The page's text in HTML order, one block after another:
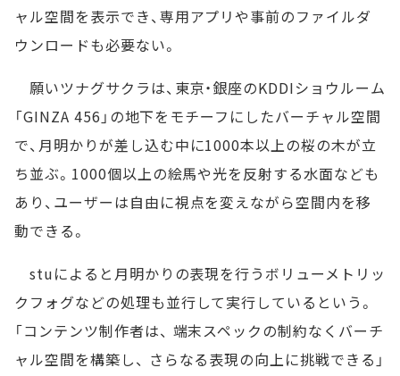
ャル空間を表示でき、専用アプリや事前のファイルダ
ウンロードも必要ない。
願いツナグサクラは、東京・銀座のKDDIショウルーム
「GINZA 456」の地下をモチーフにしたバーチャル空間
で、月明かりが差し込む中に1000本以上の桜の木が立
ち並ぶ。1000個以上の絵馬や光を反射する水面なども
あり、ユーザーは自由に視点を変えながら空間内を移
動できる。
stuによると月明かりの表現を行うボリューメトリッ
クフォグなどの処理も並行して実行しているという。
「コンテンツ制作者は、 端末スペックの制約なくバーチ
ャル空間を構築し、 さらなる表現の向上に挑戦できる」